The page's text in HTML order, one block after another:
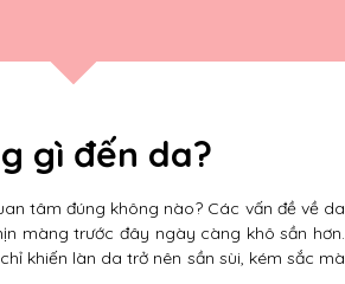
gì đến da?
tâm đúng không nào? Các vấn đề về da
màng trước đây ngày càng khô sần hơn.
khiến làn da trở nên sần sùi, kém sắc mà